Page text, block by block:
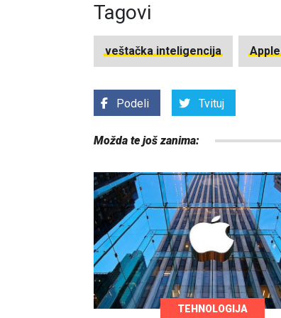
Tagovi
veštačka inteligencija Apple
Podeli Tvituj
Možda te još zanima:
TEHNOLOGIJA